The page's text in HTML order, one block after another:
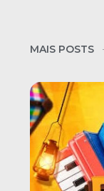
MAIS POSTS